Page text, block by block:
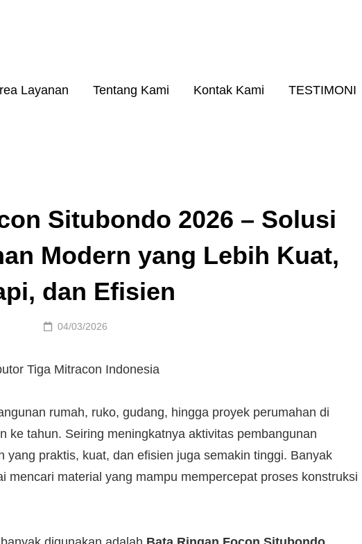
Layanan Tentang Kami Kontak Kami TESTIMONI
Situbondo 2026 – Solusi
Modern yang Lebih Kuat,
dan Efisien
Posted
04/03/2026
rumah, ruko, gudang, hingga proyek perumahan di
ke tahun. Seiring meningkatnya aktivitas pembangunan
yang praktis, kuat, dan efisien juga semakin tinggi. Banyak
mencari material yang mampu mempercepat proses konstruksi